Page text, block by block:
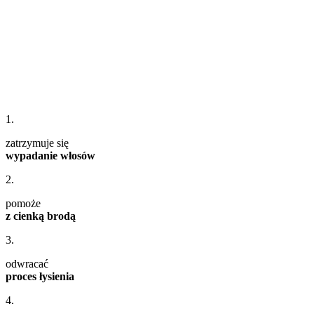
1.
zatrzymuje się
wypadanie włosów
2.
pomoże
z cienką brodą
3.
odwracać
proces łysienia
4.